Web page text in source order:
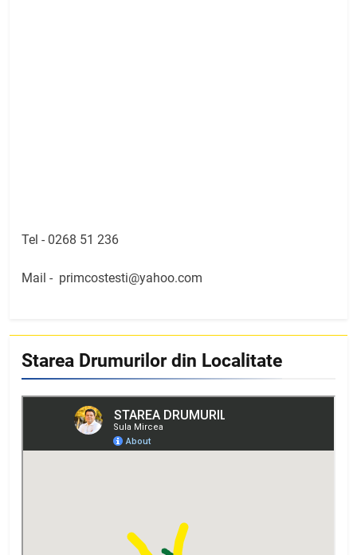
Tel - 0268 51 236
Mail - primcostesti@yahoo.com
Starea Drumurilor din Localitate